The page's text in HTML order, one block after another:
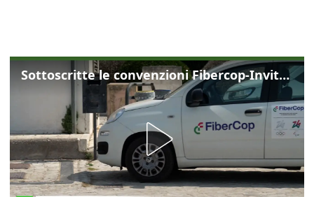
Sottoscritte le convenzioni Fibercop-Invitalia, fibra ottica per 477 mila civici